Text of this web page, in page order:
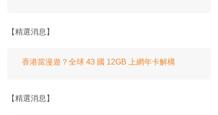
【精選消息】
香港當漫遊？全球 43 國 12GB 上網年卡解構
【精選消息】